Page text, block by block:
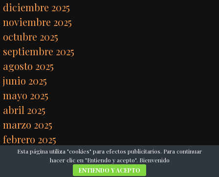
diciembre 2025
noviembre 2025
octubre 2025
septiembre 2025
agosto 2025
junio 2025
mayo 2025
abril 2025
marzo 2025
febrero 2025
enero 2025
Esta página utiliza "cookies" para efectos publicitarios. Para continuar
hacer clic en "Entiendo y acepto". Bienvenido
ENTIENDO Y ACEPTO